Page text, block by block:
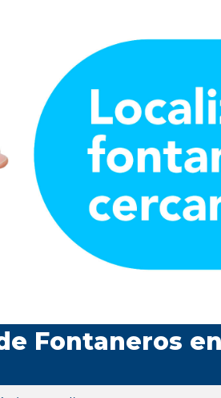
Fontaneros